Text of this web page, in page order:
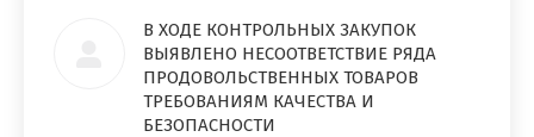
В ХОДЕ КОНТРОЛЬНЫХ ЗАКУПОК
ВЫЯВЛЕНО НЕСООТВЕТСТВИЕ РЯДА
ПРОДОВОЛЬСТВЕННЫХ ТОВАРОВ
ТРЕБОВАНИЯМ КАЧЕСТВА И
БЕЗОПАСНОСТИ